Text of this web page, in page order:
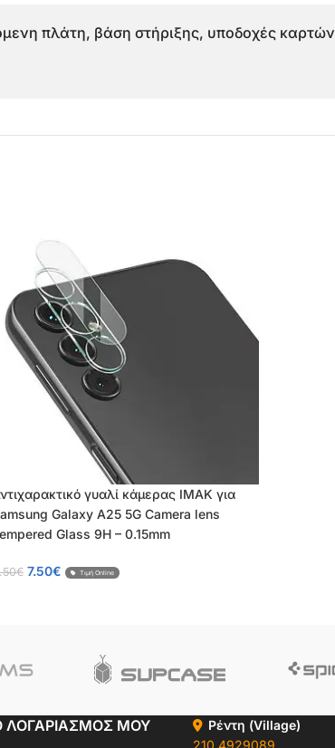
πλάτη, βάση στήριξης, υποδοχές
γυαλί κάμερας IMAK για
Galaxy A25 5G Camera lens
Glass 9H – 0.15mm
€ 7.50€ Τιμή Online
ΛΟΓΑΡΙΑΣΜΟΣ ΜΟΥ
Ρέντη (Village)
210 4929089